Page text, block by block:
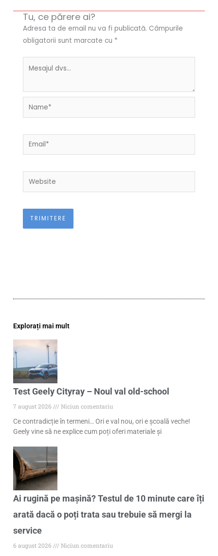
Tu, ce părere ai?
Adresa ta de email nu va fi publicată. Câmpurile
obligatorii sunt marcate cu *
Name*
Email*
Website
Explorați mai mult
Test Geely Cityray – Noul val old-school
7 august 2026
Niciun comentariu
Ce contradicție în termeni… Ori e val nou, ori e școală veche!
Geely vine să ne explice cum poți oferi materiale și
Ai rugină pe mașină? Testul de 10 minute care îți
arată dacă o poți trata sau trebuie să mergi la
service
6 august 2026
Niciun comentariu